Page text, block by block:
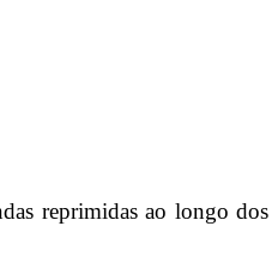
reprimidas ao longo dos